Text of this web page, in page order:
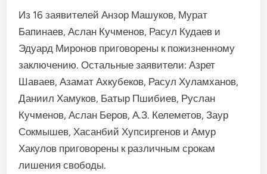
Из 16 заявителей Анзор Машуков, Мурат
Бапинаев, Аслан Кучменов, Расул Кудаев и
Эдуард Миронов приговорены к пожизненному
заключению. Остальные заявители: Азрет
Шаваев, Азамат Ахкубеков, Расул Хуламханов,
Даниил Хамуков, Батыр Пшибиев, Руслан
Кучменов, Аслан Беров, А.З. Келеметов, Заур
Сокмышев, Хасанбий Хупсиргенов и Амур
Хакулов приговорены к различным срокам
лишения свободы.